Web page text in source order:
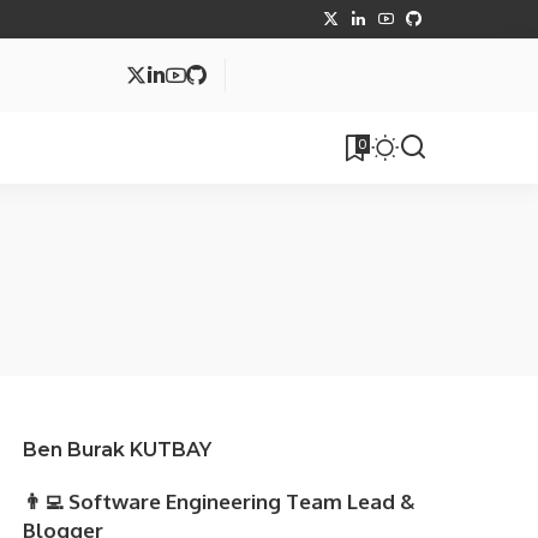
0
Ben Burak KUTBAY
👨‍💻 Software Engineering Team Lead &
Blogger